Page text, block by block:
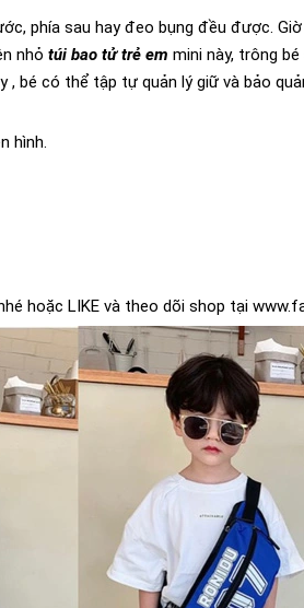
phía sau hay đeo bụng đều được.
nhỏ túi bao tử trẻ em mini này, trông
bé có thể tập tự quản lý giữ và bảo
hình.
hoặc LIKE và theo dõi shop tại